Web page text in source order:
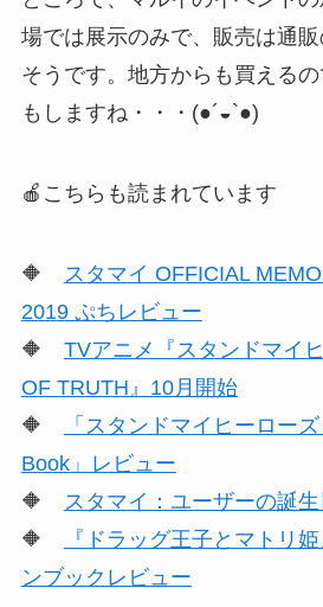
場では展示のみで、販売は通
そうです。地方からも買える
もしますね・・・(●´◒`●)
🍎こちらも読まれています
🔶
スタマイ OFFICIAL
2019 ぷちレビュー
🔶 TVアニメ『スタンドマイ
OF TRUTH』10月開始
🔶
「スタンドマイヒーロー
Book」レビュー
🔶
スタマイ：ユーザーの誕
🔶
『ドラッグ王子とマトリ
ンブックレビュー